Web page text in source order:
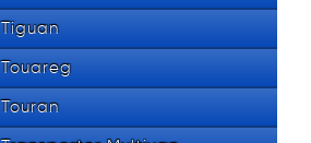
Tiguan
Touareg
Touran